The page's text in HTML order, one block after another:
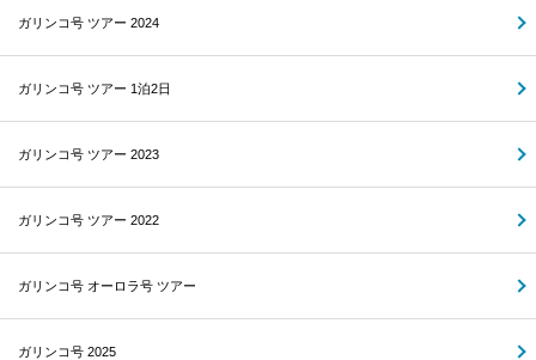
ガリンコ号 ツアー 2024
ガリンコ号 ツアー 1泊2日
ガリンコ号 ツアー 2023
ガリンコ号 ツアー 2022
ガリンコ号 オーロラ号 ツアー
ガリンコ号 2025